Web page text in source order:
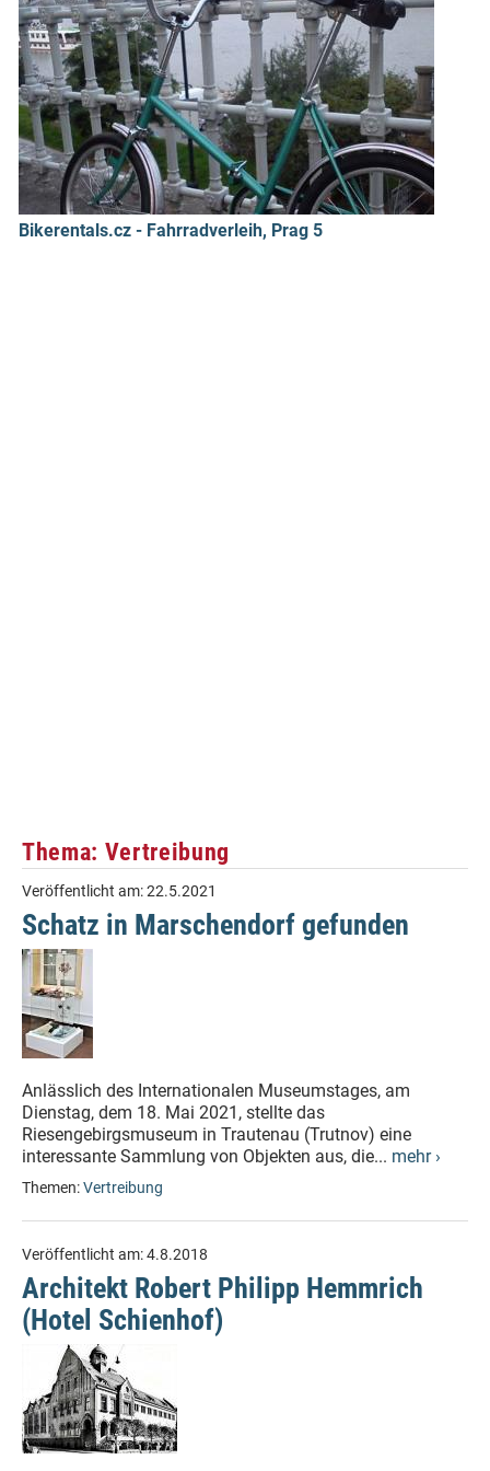
Bikerentals.cz - Fahrradverleih, Prag 5
Thema: Vertreibung
Veröffentlicht am:22.5.2021
Schatz in Marschendorf gefunden
Anlässlich des Internationalen Museumstages, am
Dienstag, dem 18. Mai 2021, stellte das
Riesengebirgsmuseum in Trautenau (Trutnov) eine
interessante Sammlung von Objekten aus, die... mehr ›
Themen:Vertreibung
Veröffentlicht am:4.8.2018
Architekt Robert Philipp Hemmrich
(Hotel Schienhof)